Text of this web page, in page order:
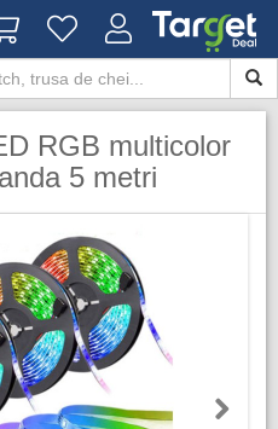
RGB multicolor
5 metri